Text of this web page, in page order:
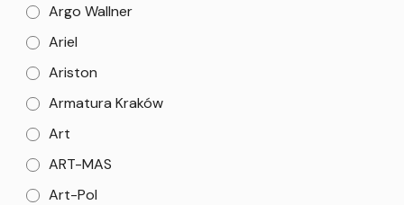
Argo Wallner
Ariel
Ariston
Armatura Kraków
Art
ART-MAS
Art-Pol